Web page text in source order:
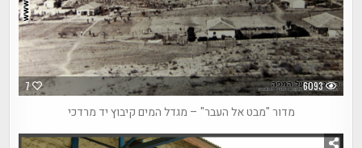
7 6093
מדור "מבט אל העבר" – מגדל המים קיבוץ יד מרדכי